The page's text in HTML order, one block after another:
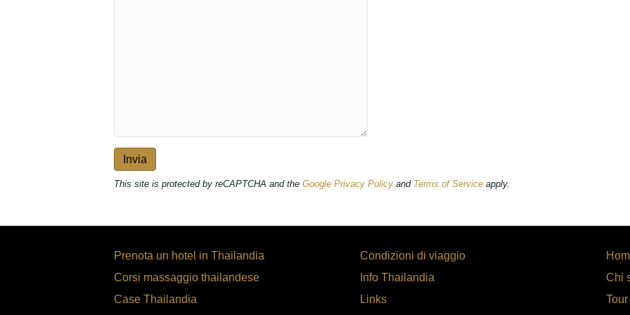
This site is protected by reCAPTCHA and the Google Privacy Policy and Terms of Service apply.
Prenota un hotel in Thailandia
Corsi massaggio thailandese
Case Thailandia
Condizioni di viaggio
Info Thailandia
Links
Chi
Tour